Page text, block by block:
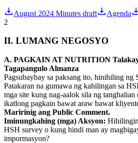
August 2024 Minutes draft Agenda
2
II. LUMANG NEGOSYO
A. PAGKAIN AT NUTRITION
Tagapangulo Almanza
Pagsubaybay sa paksang ito, hinihiling ng
Patakaran na gumawa ng kahilingan sa
mga site kung nag-aalok sila ng
ikatlong pagkain bawat araw bawat
Maririnig ang Public Comment.
Iminungkahing (mga) Aksyon:
HSH survey o kung hindi man ay
impormasyon?